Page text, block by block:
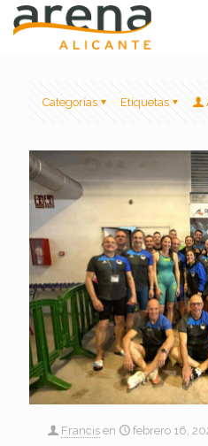
Categorías Etiquetas
Francis en
febrero 16,